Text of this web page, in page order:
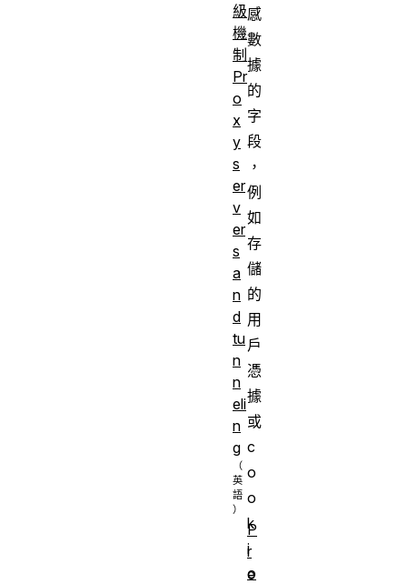
感
數
據
的
字
段
，
例
如
存
儲
的
用
戶
憑
據
或
c
o
o
k
i
e
級
機
制
Pr
o
x
y
s
er
v
er
s
a
n
d
tu
n
n
eli
n
g
P
r
o